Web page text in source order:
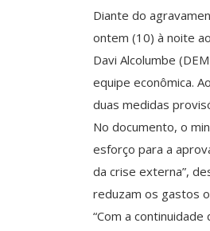
Diante do
ontem (10) à noite
Davi Alcolumbe
equipe econômica.
duas medidas
No documento, o
esforço para a
da crise externa”,
reduzam os gastos
“Com a